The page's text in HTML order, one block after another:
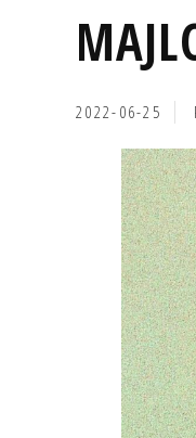
2022-06-25